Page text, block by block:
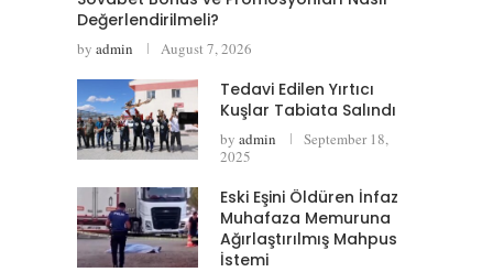
Değerlendirilmeli?
by admin August 7, 2026
Tedavi Edilen Yırtıcı
Kuşlar Tabiata Salındı
by admin
September 18,
2025
Eski Eşini Öldüren İnfaz
Muhafaza Memuruna
Ağırlaştırılmış Mahpus
İstemi